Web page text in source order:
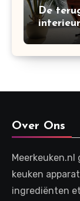
De
interieur
Over Ons
Meerkeuken.nl
keuken
ingrediënten